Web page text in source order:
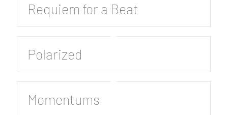
Requiem for a Beat
Polarized
Momentums